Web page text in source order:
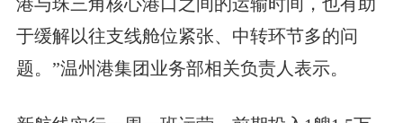
港与珠三角核心港口之间的运输时间，也有助
于缓解以往支线舱位紧张、中转环节多的问
题。”温州港集团业务部相关负责人表示。